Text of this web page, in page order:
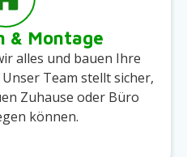
& Montage
alles und bauen Ihre
Team stellt sicher,
Zuhause oder Büro
können.